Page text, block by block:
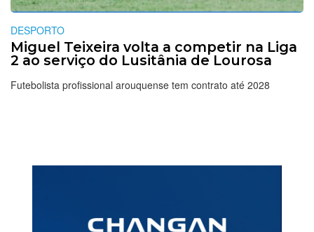
DESPORTO
Miguel Teixeira volta a competir na Liga
2 ao serviço do Lusitânia de Lourosa
Futebolista profissional arouquense tem contrato até 2028